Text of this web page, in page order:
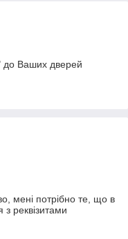
до Ваших дверей
мені потрібно те, що в
реквізитами